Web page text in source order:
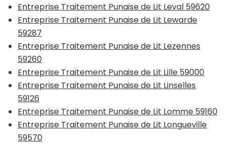
Entreprise Traitement Punaise de Lit Leval 59620
Entreprise Traitement Punaise de Lit Lewarde
59287
Entreprise Traitement Punaise de Lit Lezennes
59260
Entreprise Traitement Punaise de Lit Lille 59000
Entreprise Traitement Punaise de Lit Linselles
59126
Entreprise Traitement Punaise de Lit Lomme 59160
Entreprise Traitement Punaise de Lit Longueville
59570